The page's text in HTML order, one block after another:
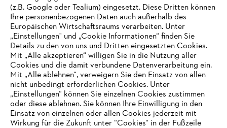
Kettensägen / Motorsägen
IHR BROWSER WIRD NICHT
UNTERSTÜTZT
(z.B. Google oder Tealium) eingesetzt. Diese Dritten können
Ihre personenbezogenen Daten auch außerhalb des
Europäischen Wirtschaftsraums verarbeiten. Unter
„Einstellungen" und „Cookie Informationen“ finden Sie
Details zu den von uns und Dritten eingesetzten Cookies.
Mit „Alle akzeptieren“ willigen Sie in die Nutzung aller
Cookies und die damit verbundene Datenverarbeitung ein.
Mit „Alle ablehnen“, verweigern Sie den Einsatz von allen
nicht unbedingt erforderlichen Cookies. Unter
„Einstellungen“ können Sie einzelnen Cookies zustimmen
oder diese ablehnen. Sie können Ihre Einwilligung in den
Einsatz von einzelnen oder allen Cookies jederzeit mit
Wirkung für die Zukunft unter “Cookies“ in der Fußzeile